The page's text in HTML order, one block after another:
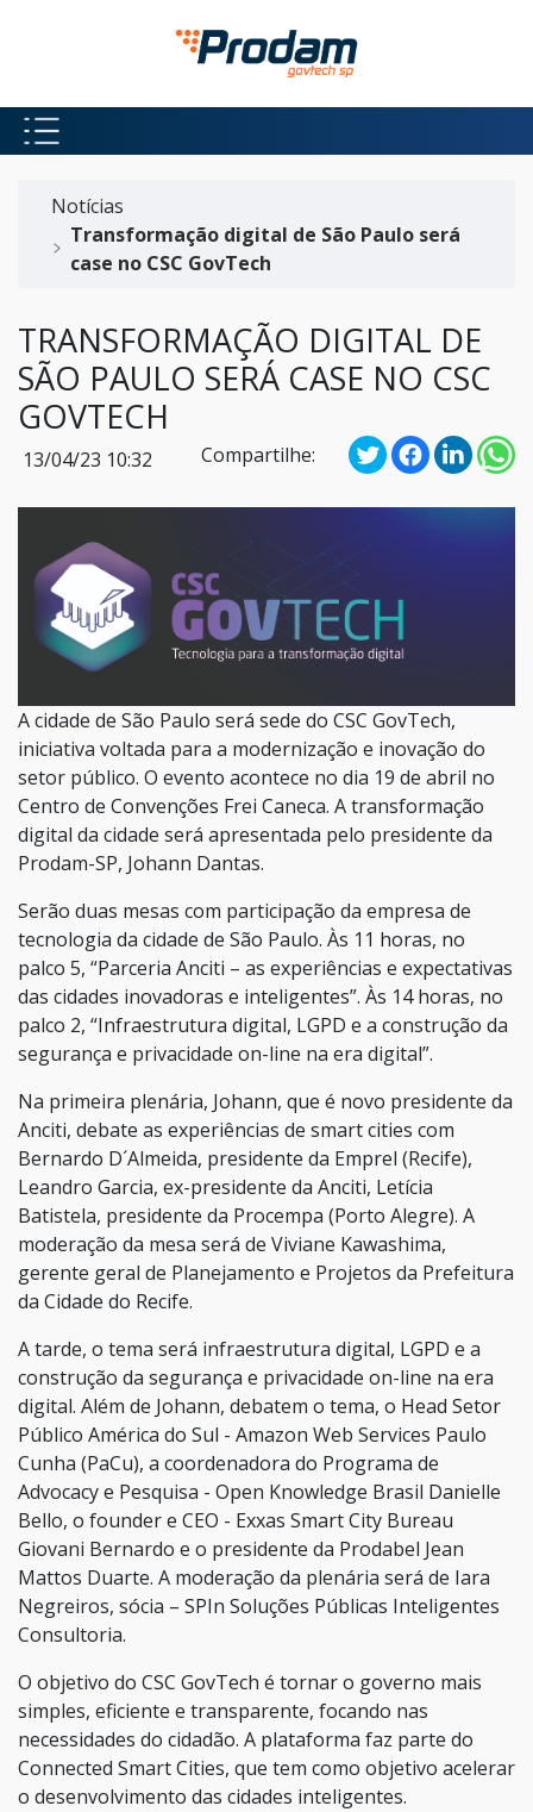
Pular para o Conteúdo principal
Notícias
Transformação digital de São Paulo será
case no CSC GovTech
TRANSFORMAÇÃO DIGITAL DE
SÃO PAULO SERÁ CASE NO CSC
GOVTECH
13/04/23 10:32 Compartilhe:
A cidade de São Paulo será sede do CSC GovTech,
iniciativa voltada para a modernização e inovação do
setor público. O evento acontece no dia 19 de abril no
Centro de Convenções Frei Caneca. A transformação
digital da cidade será apresentada pelo presidente da
Prodam-SP, Johann Dantas.
Serão duas mesas com participação da empresa de
tecnologia da cidade de São Paulo. Às 11 horas, no
palco 5, “Parceria Anciti – as experiências e expectativas
das cidades inovadoras e inteligentes”. Às 14 horas, no
palco 2, “Infraestrutura digital, LGPD e a construção da
segurança e privacidade on-line na era digital”.
Na primeira plenária, Johann, que é novo presidente da
Anciti, debate as experiências de smart cities com
Bernardo D´Almeida, presidente da Emprel (Recife),
Leandro Garcia, ex-presidente da Anciti, Letícia
Batistela, presidente da Procempa (Porto Alegre). A
moderação da mesa será de Viviane Kawashima,
gerente geral de Planejamento e Projetos da Prefeitura
da Cidade do Recife.
A tarde, o tema será infraestrutura digital, LGPD e a
construção da segurança e privacidade on-line na era
digital. Além de Johann, debatem o tema, o Head Setor
Público América do Sul - Amazon Web Services Paulo
Cunha (PaCu), a coordenadora do Programa de
Advocacy e Pesquisa - Open Knowledge Brasil Danielle
Bello, o founder e CEO - Exxas Smart City Bureau
Giovani Bernardo e o presidente da Prodabel Jean
Mattos Duarte. A moderação da plenária será de Iara
Negreiros, sócia – SPIn Soluções Públicas Inteligentes
Consultoria.
O objetivo do CSC GovTech é tornar o governo mais
simples, eficiente e transparente, focando nas
necessidades do cidadão. A plataforma faz parte do
Connected Smart Cities, que tem como objetivo acelerar
o desenvolvimento das cidades inteligentes.